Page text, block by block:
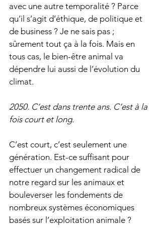
avec une autre temporalité ? Parce
qu’il s’agit d’éthique, de politique et
de business ? Je ne sais pas ;
sûrement tout ça à la fois. Mais en
tous cas, le bien-être animal va
dépendre lui aussi de l’évolution du
climat.
2050. C’est dans trente ans. C’est à la
fois court et long.
C’est court, c’est seulement une
génération. Est-ce suffisant pour
effectuer un changement radical de
notre regard sur les animaux et
bouleverser les fondements de
nombreux systèmes économiques
basés sur l’exploitation animale ?